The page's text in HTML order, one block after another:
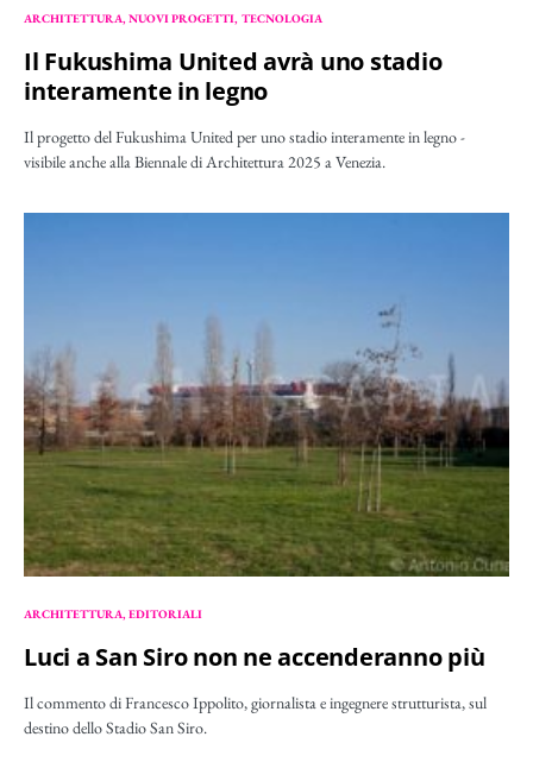
ARCHITETTURA NUOVI PROGETTI TECNOLOGIA
Il Fukushima United avrà uno stadio
interamente in legno
Il progetto del Fukushima United per uno stadio interamente in legno -
visibile anche alla Biennale di Architettura 2025 a Venezia.
ARCHITETTURA EDITORIALI
Luci a San Siro non ne accenderanno più
Il commento di Francesco Ippolito, giornalista e ingegnere strutturista, sul
destino dello Stadio San Siro.